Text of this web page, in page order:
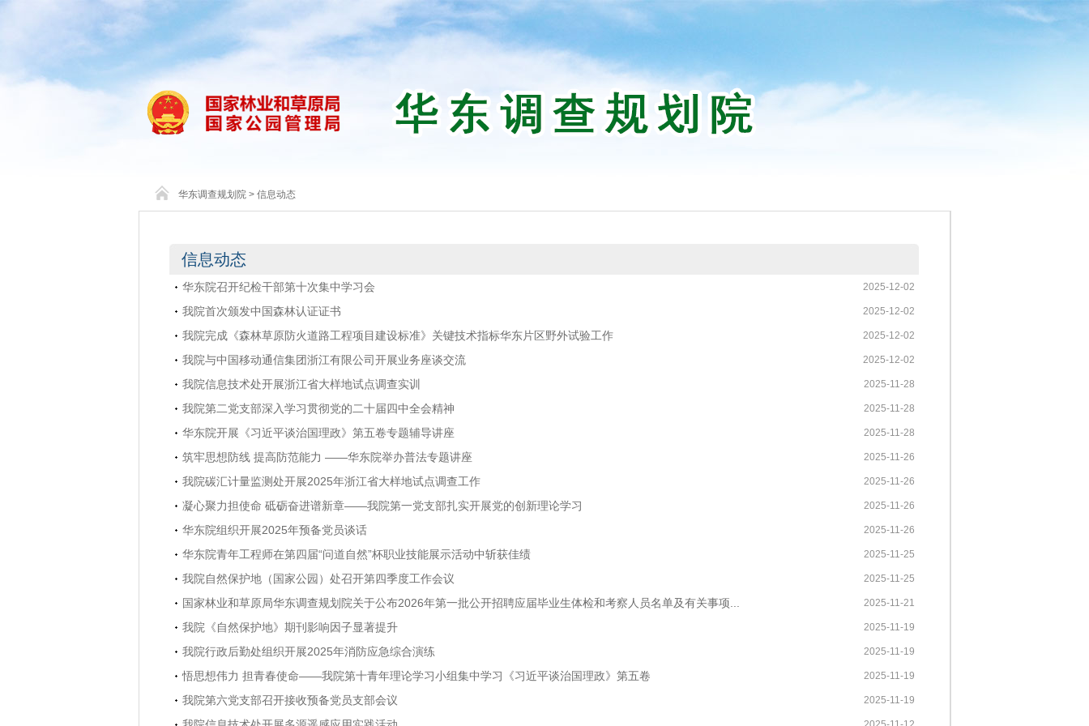
华东调查规划院 > 信息动态
信息动态
华东院召开纪检干部第十次集中学习会 2025-12-02
我院首次颁发中国森林认证证书 2025-12-02
我院完成《森林草原防火道路工程项目建设标准》关键技术指标华东片区野外试验工作 2025-12-02
我院与中国移动通信集团浙江有限公司开展业务座谈交流 2025-12-02
我院信息技术处开展浙江省大样地试点调查实训 2025-11-28
我院第二党支部深入学习贯彻党的二十届四中全会精神 2025-11-28
华东院开展《习近平谈治国理政》第五卷专题辅导讲座 2025-11-28
筑牢思想防线 提高防范能力 ——华东院举办普法专题讲座 2025-11-26
我院碳汇计量监测处开展2025年浙江省大样地试点调查工作 2025-11-26
凝心聚力担使命 砥砺奋进谱新章——我院第一党支部扎实开展党的创新理论学习 2025-11-26
华东院组织开展2025年预备党员谈话 2025-11-26
华东院青年工程师在第四届“问道自然”杯职业技能展示活动中斩获佳绩 2025-11-25
我院自然保护地（国家公园）处召开第四季度工作会议 2025-11-25
国家林业和草原局华东调查规划院关于公布2026年第一批公开招聘应届毕业生体检和考察人员名单及有关事项... 2025-11-21
我院《自然保护地》期刊影响因子显著提升 2025-11-19
我院行政后勤处组织开展2025年消防应急综合演练 2025-11-19
悟思想伟力 担青春使命——我院第十青年理论学习小组集中学习《习近平谈治国理政》第五卷 2025-11-19
我院第六党支部召开接收预备党员支部会议 2025-11-19